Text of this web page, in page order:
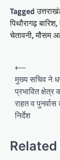
Tagged
पिथौरागढ़ बारिश,
चेतावनी,मौसम
Post
navigation
⟵
मुख्य सचिव ने
प्रभावित क्षेत्र
राहत व
निर्देश